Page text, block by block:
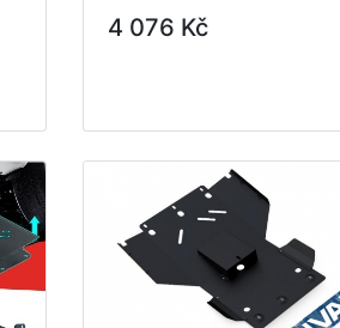
4 076 Kč